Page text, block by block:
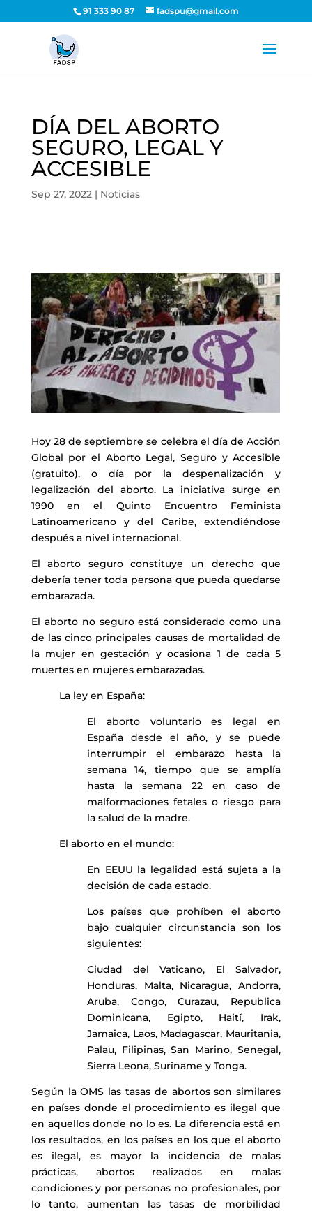
91 333 90 87 fadspu@gmail.com
DÍA DEL ABORTO
SEGURO, LEGAL Y
ACCESIBLE
Sep 27, 2022| Noticias
Hoy 28 de septiembre se celebra el día de Acción
Global por el Aborto Legal, Seguro y Accesible
(gratuito), o día por la despenalización y
legalización del aborto. La iniciativa surge en
1990 en el Quinto Encuentro Feminista
Latinoamericano y del Caribe, extendiéndose
después a nivel internacional.
El aborto seguro constituye un derecho que
debería tener toda persona que pueda quedarse
embarazada.
El aborto no seguro está considerado como una
de las cinco principales causas de mortalidad de
la mujer en gestación y ocasiona 1 de cada 5
muertes en mujeres embarazadas.
La ley en España:
El aborto voluntario es legal en
España desde el año, y se puede
interrumpir el embarazo hasta la
semana 14, tiempo que se amplía
hasta la semana 22 en caso de
malformaciones fetales o riesgo para
la salud de la madre.
El aborto en el mundo:
En EEUU la legalidad está sujeta a la
decisión de cada estado.
Los países que prohíben el aborto
bajo cualquier circunstancia son los
siguientes:
Ciudad del Vaticano, El Salvador,
Honduras, Malta, Nicaragua, Andorra,
Aruba, Congo, Curazau, Republica
Dominicana, Egipto, Haití, Irak,
Jamaica, Laos, Madagascar, Mauritania,
Palau, Filipinas, San Marino, Senegal,
Sierra Leona, Suriname y Tonga.
Según la OMS las tasas de abortos son similares
en países donde el procedimiento es ilegal que
en aquellos donde no lo es. La diferencia está en
los resultados, en los países en los que el aborto
es ilegal, es mayor la incidencia de malas
prácticas, abortos realizados en malas
condiciones y por personas no profesionales, por
lo tanto, aumentan las tasas de morbilidad